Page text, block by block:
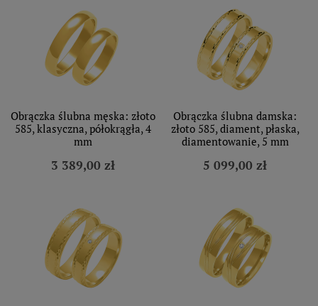
Obrączka ślubna męska: złoto
585, klasyczna, półokrągła, 4
mm
3 389,00 zł
Obrączka ślubna damska:
złoto 585, diament, płaska,
diamentowanie, 5 mm
5 099,00 zł